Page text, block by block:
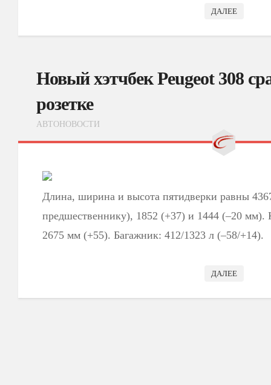
ДАЛЕЕ
Новый хэтчбек Peugeot 308
розетке
АВТОНОВОСТИ
Длина, ширина и высота пятидверки равны
предшественнику), 1852 (+37) и 1444 (–20 мм).
2675 мм (+55). Багажник: 412/1323 л (–58/+14).
ДАЛЕЕ